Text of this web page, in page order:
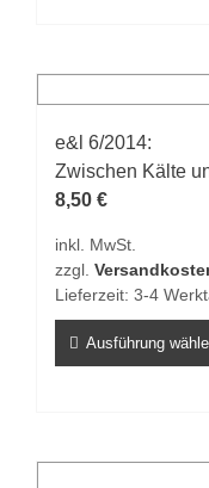
Varianten
auf.
Die
Optionen
auf
der
gewählt
werden
e&l 6/2014:
Zwischen Kälte
8,50 €
inkl. MwSt.
zzgl.
Lieferzeit: 3-4
Ausführung